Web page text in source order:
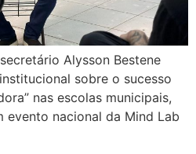
Alysson Bestene
sobre o sucesso
nas escolas municipais,
evento nacional da Mind Lab